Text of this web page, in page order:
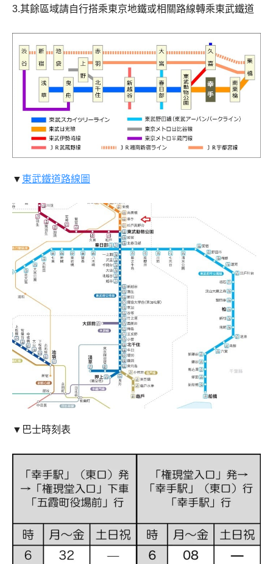
3.其餘區域請自行搭乘東京地鐵或相關路線轉乘東武鐵道
▼ 東武鐵道路線圖
▼巴士時刻表